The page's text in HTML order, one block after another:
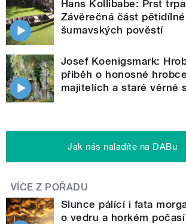
Hans Kollibabe: Prst
Závěrečná část
šumavských pověstí
Josef Koenigsmark:
příběh o honosné
majitelích a staré věrné
Jak nás naladíte na DABu
VÍCE Z POŘADU
Slunce pálící i fata
o vedru a horkém počasí